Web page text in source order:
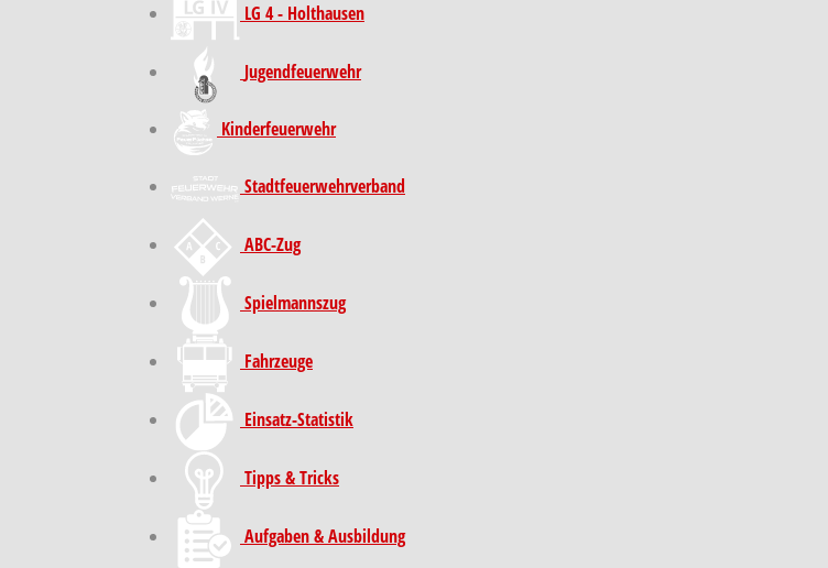
LG 4 - Holthausen
Jugendfeuerwehr
Kinder­feuer­wehr
Stadt­feuer­wehr­verband
ABC-Zug
Spielmannszug
Fahrzeuge
Einsatz-Statistik
Tipps & Tricks
Aufgaben & Ausbildung